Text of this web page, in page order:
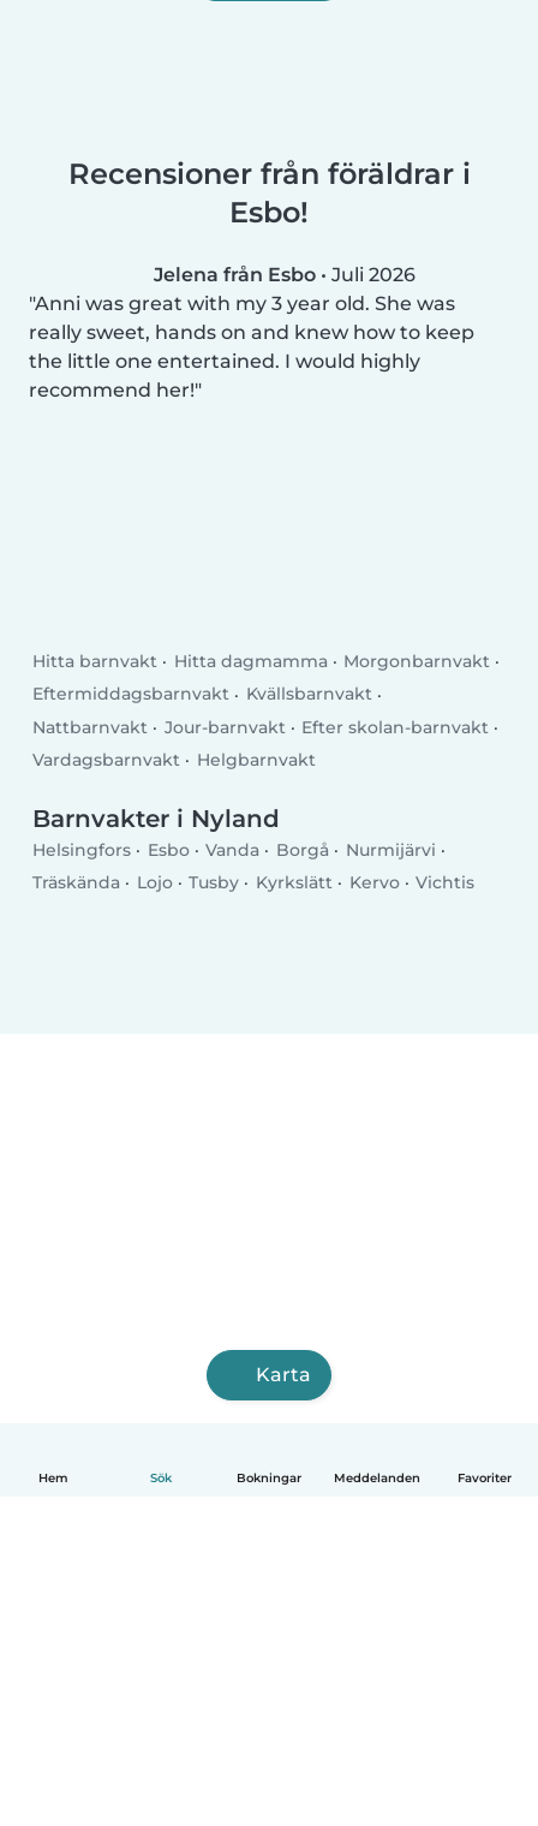
Hem Sök Bokningar Meddelanden Favoriter
Recensioner från föräldrar i
Esbo!
Jelena från Esbo • Juli 2026
Anni was great with my 3 year old. She was
really sweet, hands on and knew how to keep
the little one entertained. I would highly
recommend her!
Hitta barnvakt Hitta dagmamma
Morgonbarnvakt
Eftermiddagsbarnvakt
Kvällsbarnvakt
Nattbarnvakt
Jour-barnvakt
Efter skolan-barnvakt
Vardagsbarnvakt
Helgbarnvakt
Barnvakter i Nyland
Helsingfors Esbo Vanda Borgå
Nurmijärvi
Träskända
Lojo Tusby Kyrkslätt Kervo Vichtis
Karta